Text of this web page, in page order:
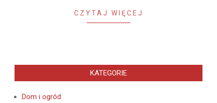
CZYTAJ WIĘCEJ
KATEGORIE
Dom i ogród